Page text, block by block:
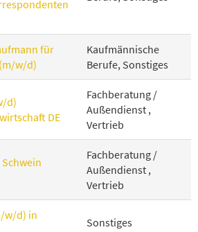
für
w/d)
Kaufmännische
Berufe, Sonstiges
d)
DE
Fachberatung /
Außendienst ,
Vertrieb
Fachberatung /
Außendienst ,
Vertrieb
w/d) in
Sonstiges